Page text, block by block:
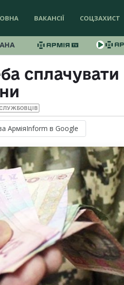
ВАКАНСІЇ СОЦЗАХИСТ
сплачувати
АрміяInform в Google